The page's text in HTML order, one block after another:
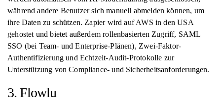
während andere Benutzer sich manuell abmelden können, um
ihre Daten zu schützen. Zapier wird auf AWS in den USA
gehostet und bietet außerdem rollenbasierten Zugriff, SAML
SSO (bei Team- und Enterprise-Plänen), Zwei-Faktor-
Authentifizierung und Echtzeit-Audit-Protokolle zur
Unterstützung von Compliance- und Sicherheitsanforderungen.
3. Flowlu